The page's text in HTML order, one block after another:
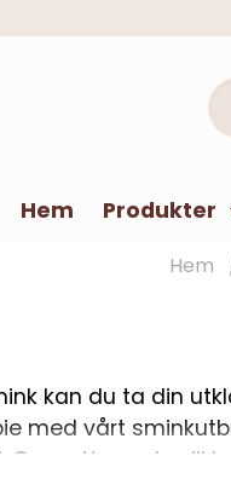
Hem Produkter
Hem
kan du ta din
med vårt
Oavsett om du vill